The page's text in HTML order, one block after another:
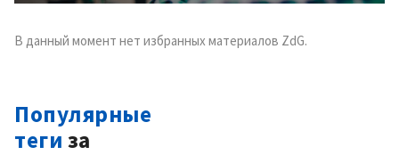
В данный момент нет избранных материалов ZdG.
Популярные
теги за